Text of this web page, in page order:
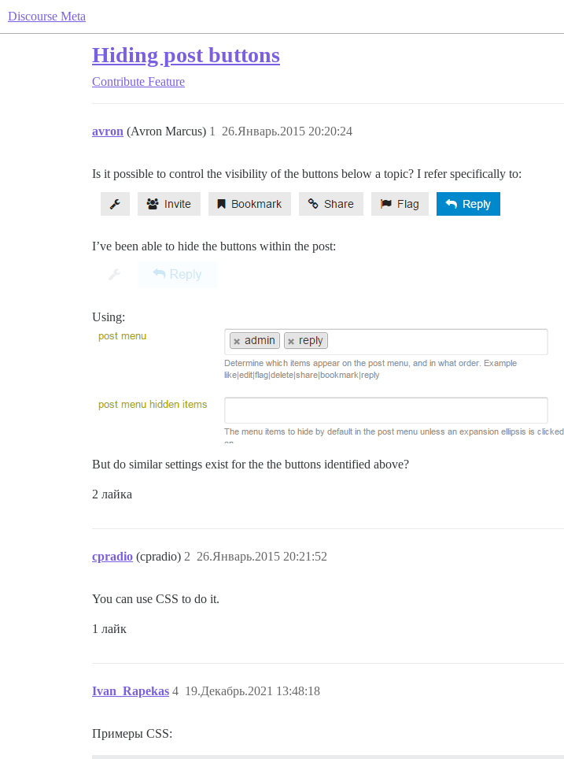
Discourse Meta
Hiding post buttons
Contribute Feature
avron (Avron Marcus) 26.Январь.2015 20:20:24
1
Is it possible to control the visibility of the buttons below a topic? I refer specifically to:
I’ve been able to hide the buttons within the post:
Using:
But do similar settings exist for the the buttons identified above?
2 лайка
cpradio (cpradio) 26.Январь.2015 20:21:52
2
You can use CSS to do it.
1 лайк
Ivan_Rapekas 19.Декабрь.2021 13:48:18
4
Примеры CSS: